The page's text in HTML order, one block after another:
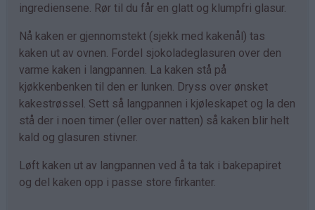
ingrediensene. Rør til du får en glatt og klumpfri glasur.
Nå kaken er gjennomstekt (sjekk med kakenål) tas
kaken ut av ovnen. Fordel sjokoladeglasuren over den
varme kaken i langpannen. La kaken stå på
kjøkkenbenken til den er lunken. Dryss over ønsket
kakestrøssel. Sett så langpannen i kjøleskapet og la den
stå der i noen timer (eller over natten) så kaken blir helt
kald og glasuren stivner.
Løft kaken ut av langpannen ved å ta tak i bakepapiret
og del kaken opp i passe store firkanter.